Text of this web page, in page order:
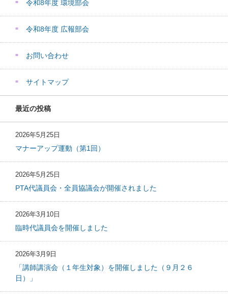
令和8年度 環境部会
令和8年度 広報部会
お問い合わせ
サイトマップ
最近の投稿
2026年5月25日
マナーアップ運動（第1回）
2026年5月25日
PTA代議員会・全員協議会が開催されました
2026年3月10日
臨時代議員会を開催しました
2026年3月9日
「講師講演会（１年生対象）を開催しました（９月２６
日）」